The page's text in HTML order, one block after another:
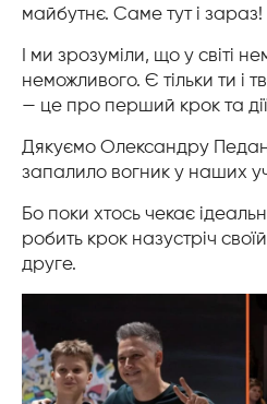
майбутнє. Саме тут і зараз!
І ми зрозуміли, що у світі
неможливого. Є тільки ти і
— це про перший крок та
Дякуємо Олександру
запалило вогник у наших
Бо поки хтось чекає
робить крок назустріч
друге.